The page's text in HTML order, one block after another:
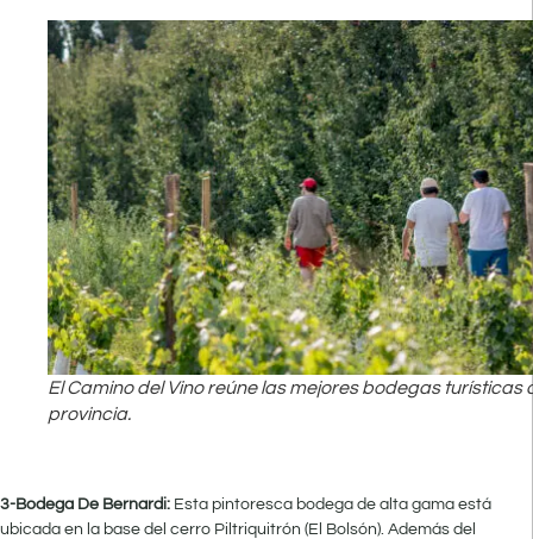
El Camino del Vino reúne las mejores bodegas turísticas
provincia.
3-Bodega De Bernardi: Esta pintoresca bodega de alta gama está
ubicada en la base del cerro Piltriquitrón (El Bolsón). Además del